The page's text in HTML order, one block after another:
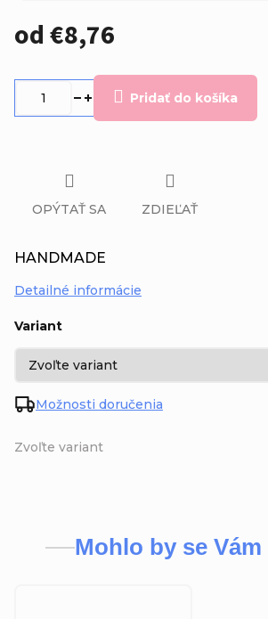
od€8,76
Zvoľte variant
Variant
Možnosti doručenia
Pridať do košíka
HANDMADE
Detailné informácie
OPÝTAŤ SA ZDIEĽAŤ
Mohlo by se